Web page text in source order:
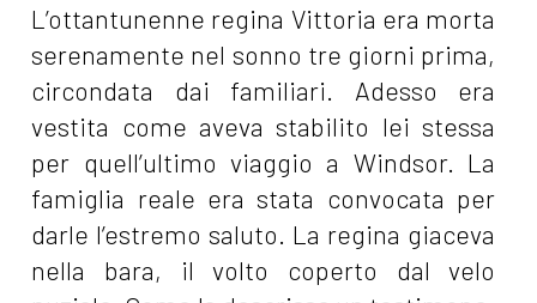
L’ottantunenne regina Vittoria era morta
serenamente nel sonno tre giorni prima,
circondata dai familiari. Adesso era
vestita come aveva stabilito lei stessa
per quell’ultimo viaggio a Windsor. La
famiglia reale era stata convocata per
darle l’estremo saluto. La regina giaceva
nella bara, il volto coperto dal velo